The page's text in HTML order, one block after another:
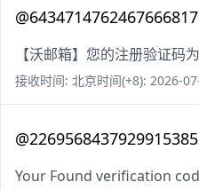
【沃邮箱】您的注册验证码
接收时间: 北京时间(+8): 2026-
Your Found verification